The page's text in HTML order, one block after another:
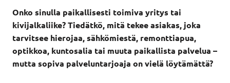
Onko sinulla paikallisesti toimiva yritys tai
kivijalkaliike? Tiedätkö, mitä tekee asiakas, joka
tarvitsee hierojaa, sähkömiestä, remonttiapua,
optikkoa, kuntosalia tai muuta paikallista palvelua –
mutta sopiva palveluntarjoaja on vielä löytämättä?